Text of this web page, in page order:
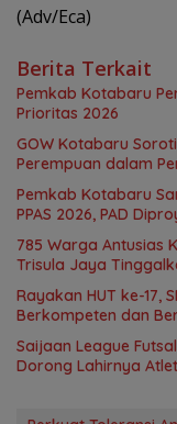
(Adv/Eca)
Berita Terkait
Pemkab Kotabaru
Prioritas 2026
GOW Kotabaru
Perempuan dalam
Pemkab Kotabaru
PPAS 2026, PAD
785 Warga Antusias
Trisula Jaya
Rayakan HUT ke-17,
Berkompeten dan
Saijaan League
Dorong Lahirnya